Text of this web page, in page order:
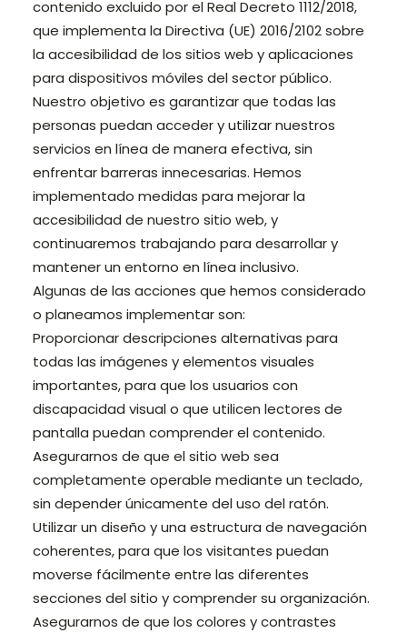
BuscaOpos 🔎
Aula virtual
Login / Register
Cart
contenido excluido por el Real Decreto 1112/2018,
que implementa la Directiva (UE) 2016/2102 sobre
la accesibilidad de los sitios web y aplicaciones
para dispositivos móviles del sector público.
Nuestro objetivo es garantizar que todas las
personas puedan acceder y utilizar nuestros
servicios en línea de manera efectiva, sin
enfrentar barreras innecesarias. Hemos
implementado medidas para mejorar la
accesibilidad de nuestro sitio web, y
continuaremos trabajando para desarrollar y
mantener un entorno en línea inclusivo.
Algunas de las acciones que hemos considerado
o planeamos implementar son:
Proporcionar descripciones alternativas para
todas las imágenes y elementos visuales
importantes, para que los usuarios con
discapacidad visual o que utilicen lectores de
pantalla puedan comprender el contenido.
Asegurarnos de que el sitio web sea
completamente operable mediante un teclado,
sin depender únicamente del uso del ratón.
Utilizar un diseño y una estructura de navegación
coherentes, para que los visitantes puedan
moverse fácilmente entre las diferentes
secciones del sitio y comprender su organización.
Asegurarnos de que los colores y contrastes